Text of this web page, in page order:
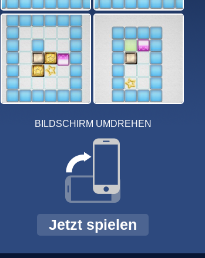
BILDSCHIRM UMDREHEN
Jetzt spielen